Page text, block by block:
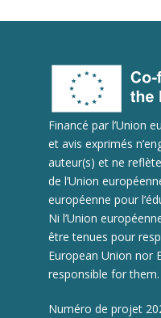
Financé par l’Union
et avis exprimés
auteur(s) et ne
de l’Union
européenne pour
Ni l’Union
être tenues pour
European Union nor
responsible for them.
Numéro de projet